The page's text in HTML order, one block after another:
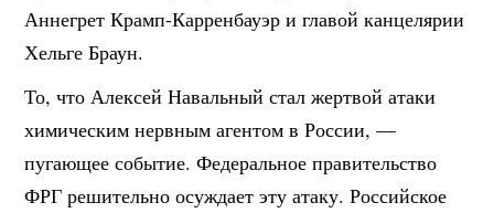
Аннегрет Крамп-Карренбауэр и главой канцелярии
Хельге Браун.
То, что Алексей Навальный стал жертвой атаки
химическим нервным агентом в России, —
пугающее событие. Федеральное правительство
ФРГ решительно осуждает эту атаку. Российское